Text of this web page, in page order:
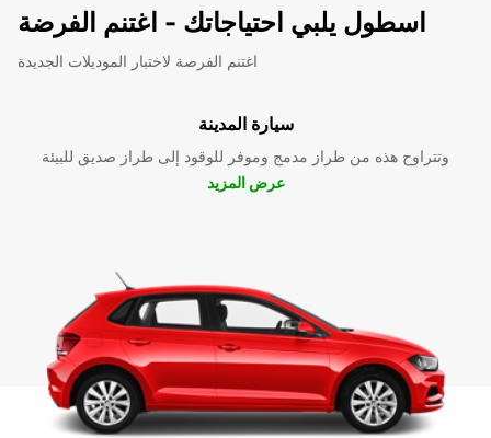
اسطول يلبي احتياجاتك - اغتنم الفرضة
اغتنم الفرصة لاختبار الموديلات الجديدة
سيارة المدينة
وتتراوح هذه من طراز مدمج وموفر للوقود إلى طراز صديق للبيئة
عرض المزيد